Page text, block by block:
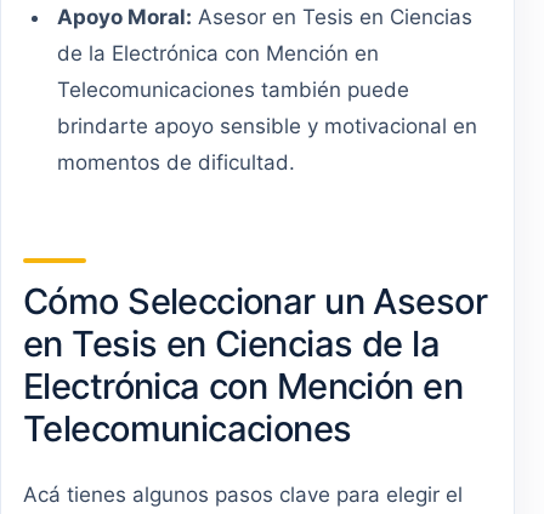
Apoyo Moral: Asesor en Tesis en Ciencias
de la Electrónica con Mención en
Telecomunicaciones también puede
brindarte apoyo sensible y motivacional en
momentos de dificultad.
Cómo Seleccionar un Asesor
en Tesis en Ciencias de la
Electrónica con Mención en
Telecomunicaciones
Acá tienes algunos pasos clave para elegir el